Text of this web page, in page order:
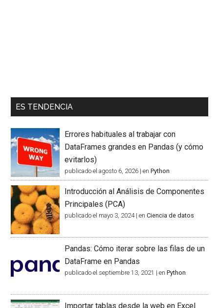
ES TENDENCIA
Errores habituales al trabajar con
DataFrames grandes en Pandas (y cómo
evitarlos)
publicado el agosto 6, 2026 |enPython
Introducción al Análisis de Componentes
Principales (PCA)
publicado el mayo 3, 2024|enCiencia de datos
Pandas: Cómo iterar sobre las filas de un
DataFrame en Pandas
publicado el septiembre 13, 2021 |enPython
Importar tablas desde la web en Excel